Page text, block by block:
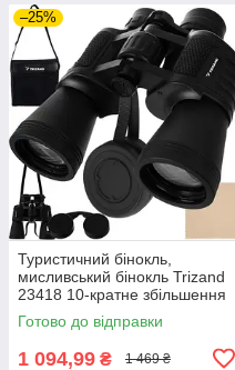
–25%
Туристичний бінокль,
мисливський бінокль Trizand
23418 10-кратне збільшення
50 мм
Готово до відправки
1 094,99 ₴ 1 469 ₴